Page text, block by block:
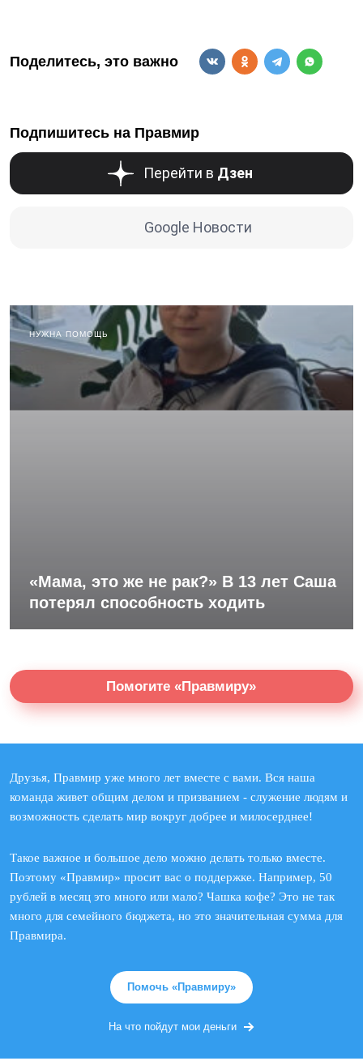
Поделитесь, это важно
Подпишитесь на Правмир
Перейти в Дзен
Google Новости
НУЖНА ПОМОЩЬ
«Мама, это же не рак?» В 13 лет Саша
потерял способность ходить
Помогите «Правмиру»
Друзья, Правмир уже много лет вместе с вами. Вся наша
команда живет общим делом и призванием - служение людям и
возможность сделать мир вокруг добрее и милосерднее!
Такое важное и большое дело можно делать только вместе.
Поэтому «Правмир» просит вас о поддержке. Например, 50
рублей в месяц это много или мало? Чашка кофе? Это не так
много для семейного бюджета, но это значительная сумма для
Правмира.
Помочь «Правмиру»
На что пойдут мои деньги